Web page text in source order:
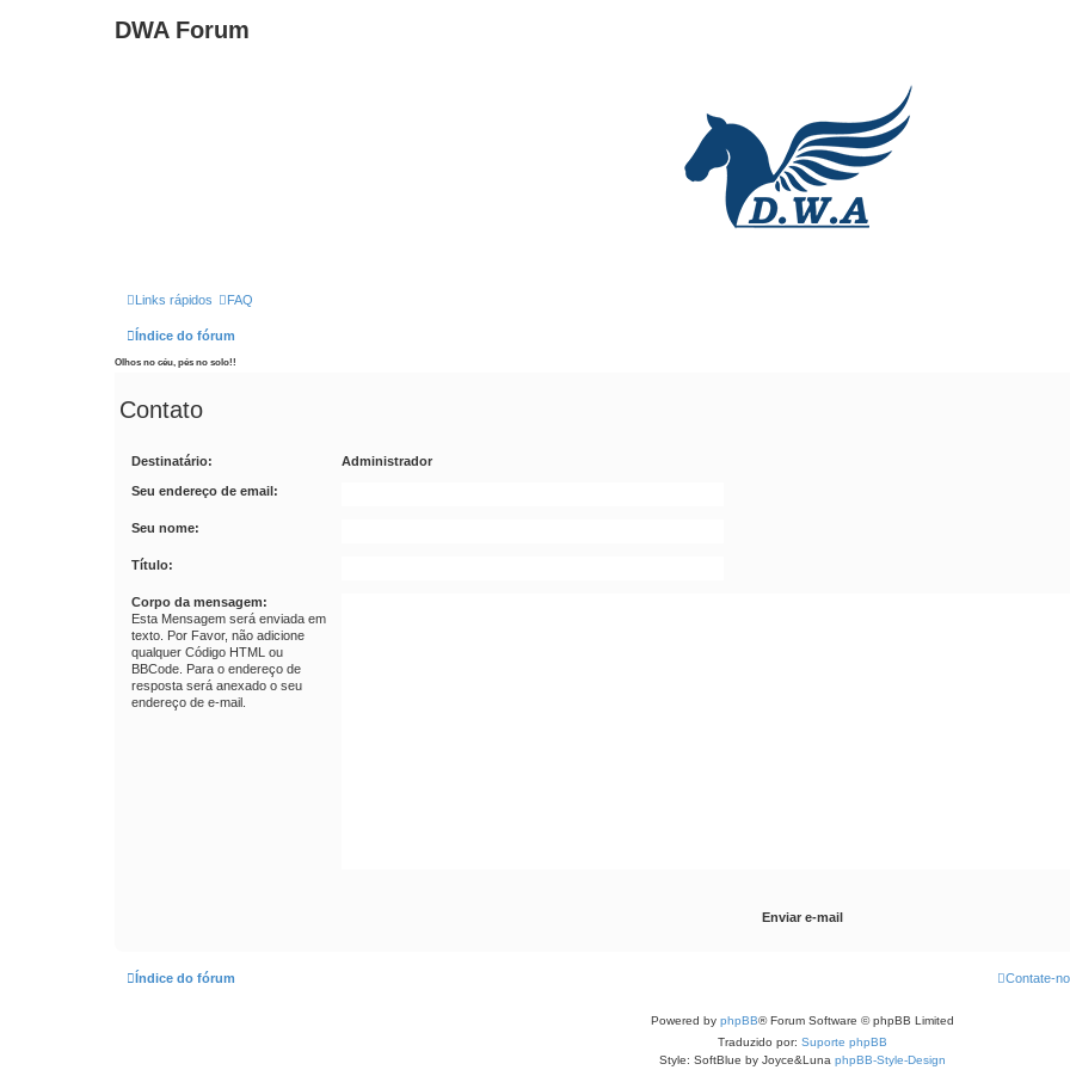
DWA Forum
Links rápidos FAQ
Índice do fórum
Olhos no céu, pés no solo!!
Contato
Destinatário: Administrador
Seu endereço de email:
Seu nome:
Título:
Corpo da mensagem:
Esta Mensagem será enviada em
texto. Por Favor, não adicione
qualquer Código HTML ou
BBCode. Para o endereço de
resposta será anexado o seu
endereço de e-mail.
Índice do fórum Contate-
Powered by phpBB® Forum Software © phpBB Limited
Traduzido por: Suporte phpBB
Style: SoftBlue by Joyce&Luna phpBB-Style-Design